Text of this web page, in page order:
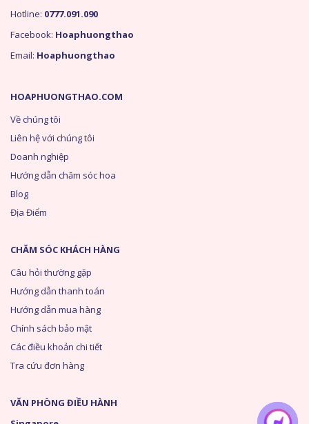
HOAPHUONGTHAO.COM
Về chúng tôi
Liên hệ với chúng tôi
Doanh nghiệp
Hướng dẫn chăm sóc hoa
Blog
Địa Điểm
CHĂM SÓC KHÁCH HÀNG
Câu hỏi thường gặp
Hướng dẫn thanh toán
Hướng dẫn mua hàng
Chính sách bảo mật
Các điều khoản chi tiết
Tra cứu đơn hàng
Hotline: 0777.091.090
Facebook: Hoaphuongthao
Email: Hoaphuongthao
VĂN PHÒNG ĐIỀU HÀNH